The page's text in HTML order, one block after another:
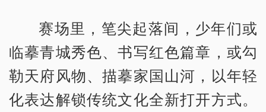
赛场里，笔尖起落间，少年们或
临摹青城秀色、书写红色篇章，或勾
勒天府风物、描摹家国山河，以年轻
化表达解锁传统文化全新打开方式。